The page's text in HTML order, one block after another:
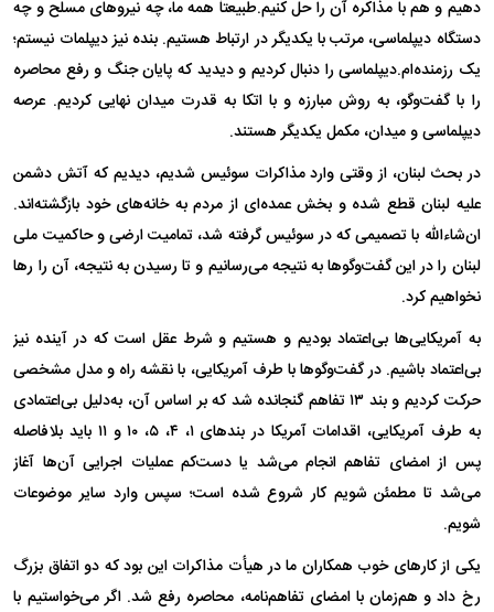
دهیم و هم با مذاکره آن را حل کنیم.طبیعتاً همه ما، چه نیروهای مسلح و چه
دستگاه دیپلماسی، مرتب با یکدیگر در ارتباط هستیم. بنده نیز دیپلمات نیستم؛
یک رزمنده‌ام.دیپلماسی را دنبال کردیم و دیدید که پایان جنگ و رفع محاصره
را با گفت‌وگو، به روش مبارزه و با اتکا به قدرت میدان نهایی کردیم. عرصه
دیپلماسی و میدان، مکمل یکدیگر هستند.
در بحث لبنان، از وقتی وارد مذاکرات سوئیس شدیم، دیدیم که آتش دشمن
علیه لبنان قطع شده و بخش عمده‌ای از مردم به خانه‌های خود بازگشته‌اند.
ان‌شاءالله با تصمیمی که در سوئیس گرفته شد، تمامیت ارضی و حاکمیت ملی
لبنان را در این گفت‌وگوها به نتیجه می‌رسانیم و تا رسیدن به نتیجه، آن را رها
نخواهیم کرد.
به آمریکایی‌ها بی‌اعتماد بودیم و هستیم و شرط عقل است که در آینده نیز
بی‌اعتماد باشیم. در گفت‌وگوها با طرف آمریکایی، با نقشه راه و مدل مشخصی
حرکت کردیم و بند ۱۳ تفاهم گنجانده شد که بر اساس آن، به‌دلیل بی‌اعتمادی
به طرف آمریکایی، اقدامات آمریکا در بندهای ۱، ۴، ۵، ۱۰ و ۱۱ باید بلافاصله
پس از امضای تفاهم انجام می‌شد یا دست‌کم عملیات اجرایی آن‌ها آغاز
می‌شد تا مطمئن شویم کار شروع شده است؛ سپس وارد سایر موضوعات
شویم.
یکی از کارهای خوب همکاران ما در هیأت مذاکرات این بود که دو اتفاق بزرگ
رخ داد و هم‌زمان با امضای تفاهم‌نامه، محاصره رفع شد. اگر می‌خواستیم با